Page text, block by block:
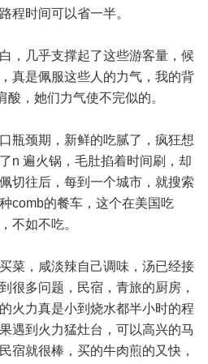
程时间可以省一半。
，几乎支撑起了这些游客量，候
真是佩服这些人的力气，我的背
，她们力气使不完似的。
瓶颈期，新鲜的吃腻了，疯狂想
n 遍火锅，毛肚掐着时间刷，却
切往后，每到一个城市，就搜索
comb的餐车，这个在美国吃
不如不吃。
菜，咸淡辣自己调味，汤已经接
很多问题，民宿，青旅的厨房，
火力真是小到烧水都半小时的程
遇到火力猛灶台，可以高兴的马
宿就很棒，买的牛肉煎的又快，